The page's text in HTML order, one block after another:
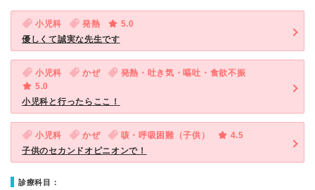
小児科 発熱
5.0
優しくて誠実な先生です
小児科 かぜ
発熱・吐き気・嘔吐・食欲不振
5.0
小児科と行ったらここ！
小児科 かぜ 咳・呼吸困難（子供）
4.5
子供のセカンドオピニオンで！
診療科目：